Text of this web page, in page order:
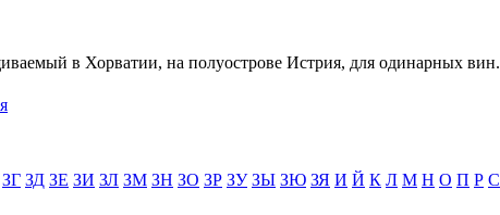
в Хорватии, на полуострове Истрия, для одинарных вин.
ЗГ ЗД ЗЕ ЗИ ЗЛ ЗМ ЗН ЗО ЗР ЗУ ЗЫ ЗЮ ЗЯ И Й К Л М Н О П Р С